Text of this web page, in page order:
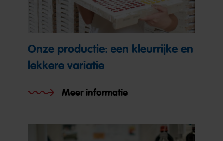
Onze productie: een kleurrijke en
lekkere variatie
Meer informatie